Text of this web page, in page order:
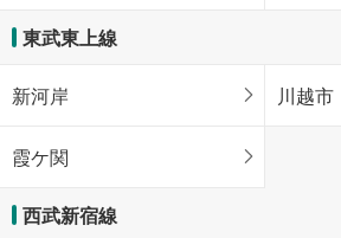
東武東上線
新河岸 川越市
霞ケ関
西武新宿線